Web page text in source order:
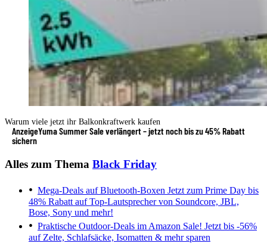
Warum viele jetzt ihr Balkonkraftwerk kaufen
AnzeigeYuma Summer Sale verlängert – jetzt noch bis zu 45% Rabatt
sichern
Alles zum Thema Black Friday
Mega-Deals auf Bluetooth-Boxen Jetzt zum Prime Day bis
48% Rabatt auf Top-Lautsprecher von Soundcore, JBL,
Bose, Sony und mehr!
Praktische Outdoor-Deals im Amazon Sale! Jetzt bis -56%
auf Zelte, Schlafsäcke, Isomatten & mehr sparen